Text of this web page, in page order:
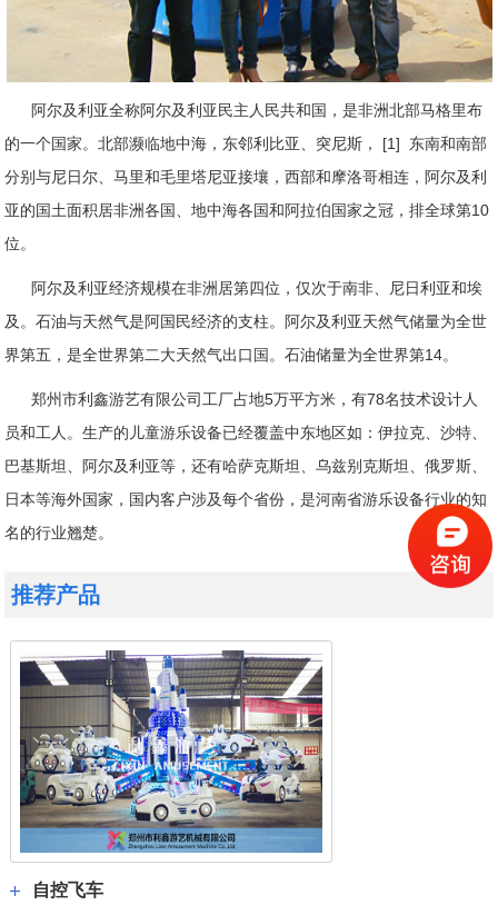
阿尔及利亚全称阿尔及利亚民主人民共和国，是非洲北部马格里布
的一个国家。北部濒临地中海，东邻利比亚、突尼斯， [1] 东南和南部
分别与尼日尔、马里和毛里塔尼亚接壤，西部和摩洛哥相连，阿尔及利
亚的国土面积居非洲各国、地中海各国和阿拉伯国家之冠，排全球第10
位。
阿尔及利亚经济规模在非洲居第四位，仅次于南非、尼日利亚和埃
及。石油与天然气是阿国民经济的支柱。阿尔及利亚天然气储量为全世
界第五，是全世界第二大天然气出口国。石油储量为全世界第14。
郑州市利鑫游艺有限公司工厂占地5万平方米，有78名技术设计人
员和工人。生产的儿童游乐设备已经覆盖中东地区如：伊拉克、沙特、
巴基斯坦、阿尔及利亚等，还有哈萨克斯坦、乌兹别克斯坦、俄罗斯、
日本等海外国家，国内客户涉及每个省份，是河南省游乐设备行业的知
名的行业翘楚。
推荐产品
自控飞车